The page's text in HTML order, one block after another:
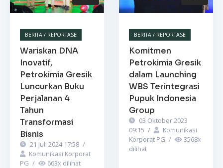
BERITA / REPORTASE
Wariskan DNA
Inovatif,
Petrokimia Gresik
Luncurkan Buku
Perjalanan 4
Tahun
Transformasi
Bisnis
21 Juli 2024 17:58 /
Komunikasi Korporat
PG / 663x dilihat
BERITA / REPORTASE
Komitmen
Petrokimia Gresik
dalam Launching
WBS Terintegrasi
Pupuk Indonesia
Group
03 Oktober 2023
09:15 /
Komunikasi
Korporat PG / 3568x
dilihat